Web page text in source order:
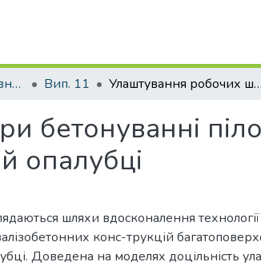
Теорія і практика будівництва Вип. 11 Улаштування робочих швів при бетонуванні пілонів каркасних монолітних будівель у ковзній опалубці
бетонуванні
опалубці
шляхи вдосконалення
конс-трукцій
Доведена на моделях доцільність